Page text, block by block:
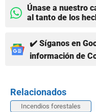
Únase a nuestro
al tanto de los
✔️ Síganos en
información de
Relacionados
Incendios forestales